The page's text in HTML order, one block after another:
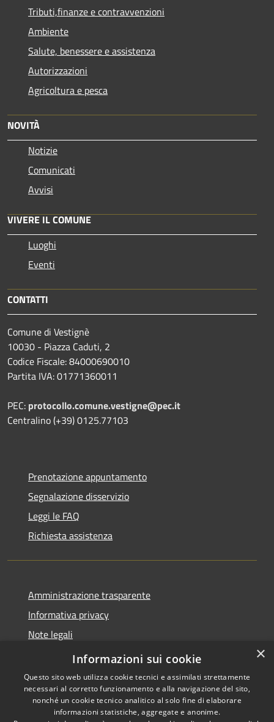
Tributi,finanze e contravvenzioni
Ambiente
Salute, benessere e assistenza
Autorizzazioni
Agricoltura e pesca
NOVITÀ
Notizie
Comunicati
Avvisi
VIVERE IL COMUNE
Luoghi
Eventi
CONTATTI
Comune di Vestignè
10030 - Piazza Caduti, 2
Codice Fiscale: 84000690010
Partita IVA: 01771360011
PEC: protocollo.comune.vestigne@pec.it
Centralino (+39) 0125.77103
Prenotazione appuntamento
Segnalazione disservizio
Leggi le FAQ
Richiesta assistenza
Amministrazione trasparente
Informativa privacy
Note legali
Dichiarazione di accessibilità
Copyright © 2026 • Comune di
×
Informazioni sui cookie
Questo sito web utilizza cookie tecnici e assimilati strettamente
necessari al corretto funzionamento e alla navigazione del sito,
nonché un cookie tecnico analitico al solo fine di elaborare
informazioni statistiche, aggregate e anonime.